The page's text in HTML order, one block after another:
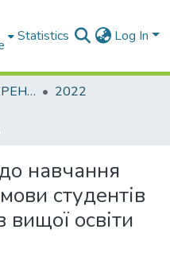
Statistics Log In
МАТЕРІАЛИ КОНФЕРЕНЦІЙ
2022
навчання
студентів
вищої освіти